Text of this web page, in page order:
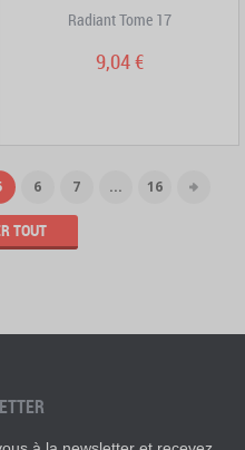
Radiant Tome 17
9,04 €
6 7 ... 16
TOUT